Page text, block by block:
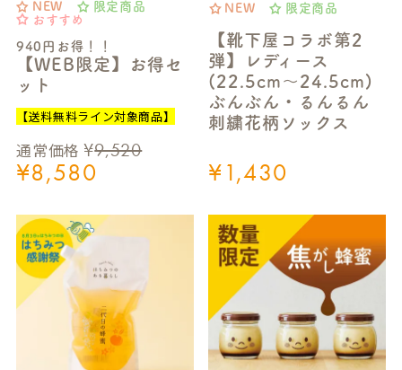
940円お得！！
【WEB限定】お得セ
ット
NEW
限定商品
おすすめ
通常価格 ¥9,520
¥8,580
【送料無料ライン対象商品】
【靴下屋コラボ第2
弾】レディース
(22.5cm～24.5cm)
ぶんぶん・るんるん
刺繍花柄ソックス
NEW 限定商品
¥1,430